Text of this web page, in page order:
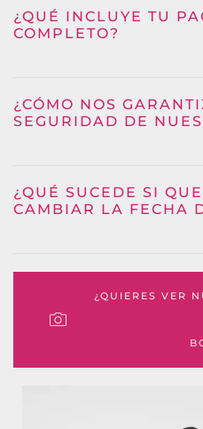
¿QUÉ INCLUYE TU
COMPLETO?
¿CÓMO NOS
SEGURIDAD DE
¿QUÉ SUCEDE SI
CAMBIAR LA FECHA
¿QUIERES VER